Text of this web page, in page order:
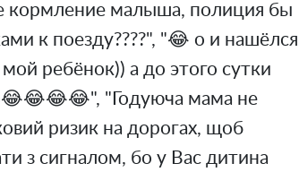
кормление малыша, полиция бы
к поезду????", "😂 о и нашёлся
ребёнок)) а до этого сутки
"Годуюча мама не
ризик на дорогах, щоб
з сигналом, бо у Вас дитина